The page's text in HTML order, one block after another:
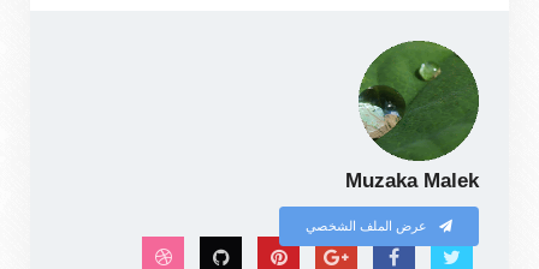
Muzaka Malek
عرض الملف الشخصي